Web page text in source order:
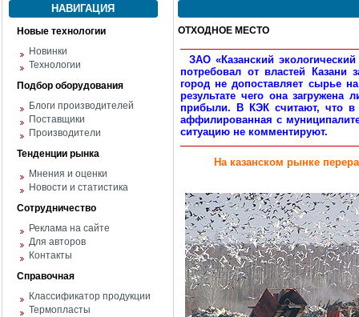
НАВИГАЦИЯ
Новые технологии
Новинки
Технологии
Подбор оборудования
Блоги производителей
Поставщики
Производители
Тенденции рынка
Мнения и оценки
Новости и статистика
Сотрудничество
Реклама на сайте
Для авторов
Контакты
Справочная
Классификатор продукции
Термопласты
ОТХОДНОЕ МЕСТО
ЗАО «Казанский
потребовал от властей Казани
город не допоставляет сырье
результате чего она
прибыли. В КЭК считают, что в
аффилированная с
ситуацию не комментируют.
На казанском рынке